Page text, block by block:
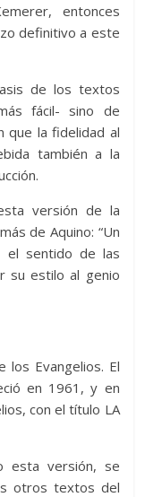
entonces
definitivo a este
de los textos
fácil- sino de
que la fidelidad al
también a la
versión de la
de Aquino: “Un
el sentido de las
su estilo al genio
los Evangelios. El
en 1961, y en
con el título LA
esta versión, se
otros textos del